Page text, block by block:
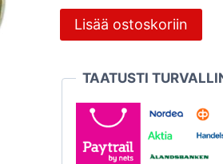
Banjopultti
M10x100
Citroën
2CV
määrä
Lisää ostoskoriin
TAATUSTI